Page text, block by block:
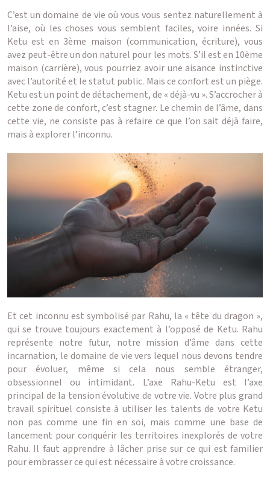
C’est un domaine de vie où vous vous sentez naturellement à
l’aise, où les choses vous semblent faciles, voire innées. Si
Ketu est en 3ème maison (communication, écriture), vous
avez peut-être un don naturel pour les mots. S’il est en 10ème
maison (carrière), vous pourriez avoir une aisance instinctive
avec l’autorité et le statut public. Mais ce confort est un piège.
Ketu est un point de détachement, de « déjà-vu ». S’accrocher à
cette zone de confort, c’est stagner. Le chemin de l’âme, dans
cette vie, ne consiste pas à refaire ce que l’on sait déjà faire,
mais à explorer l’inconnu.
Et cet inconnu est symbolisé par Rahu, la « tête du dragon »,
qui se trouve toujours exactement à l’opposé de Ketu. Rahu
représente notre futur, notre mission d’âme dans cette
incarnation, le domaine de vie vers lequel nous devons tendre
pour évoluer, même si cela nous semble étranger,
obsessionnel ou intimidant. L’axe Rahu-Ketu est l’axe
principal de la tension évolutive de votre vie. Votre plus grand
travail spirituel consiste à utiliser les talents de votre Ketu
non pas comme une fin en soi, mais comme une base de
lancement pour conquérir les territoires inexplorés de votre
Rahu. Il faut apprendre à lâcher prise sur ce qui est familier
pour embrasser ce qui est nécessaire à votre croissance.